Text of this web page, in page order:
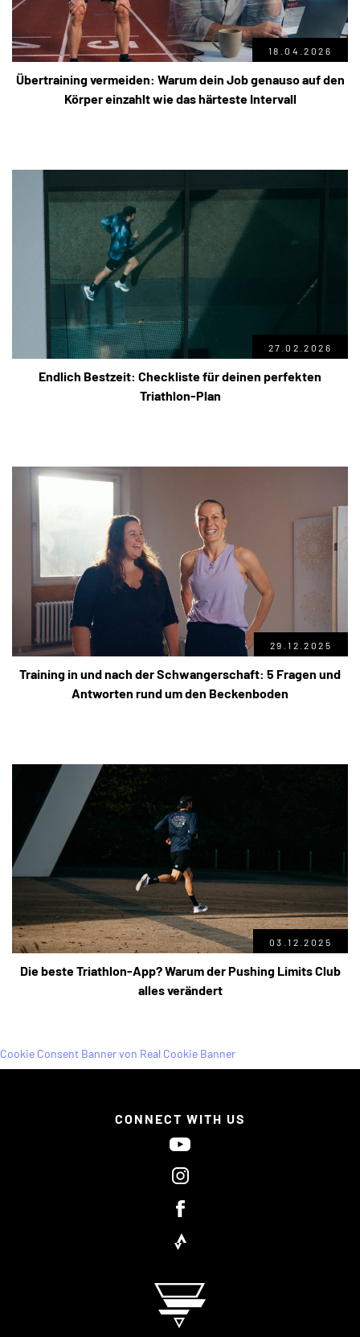
18.04.2026
Übertraining vermeiden: Warum dein Job genauso auf den
Körper einzahlt wie das härteste Intervall
27.02.2026
Endlich Bestzeit: Checkliste für deinen perfekten
Triathlon-Plan
29.12.2025
Training in und nach der Schwangerschaft: 5 Fragen und
Antworten rund um den Beckenboden
03.12.2025
Die beste Triathlon-App? Warum der Pushing Limits Club
alles verändert
CONNECT WITH US
Cookie Consent Banner von Real Cookie Banner